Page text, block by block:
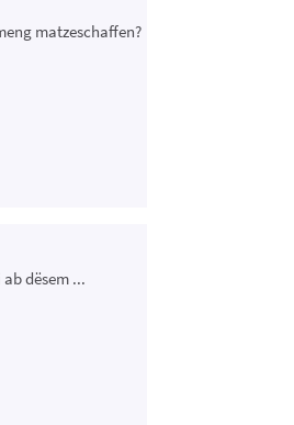
matzeschaffen?
dësem ...